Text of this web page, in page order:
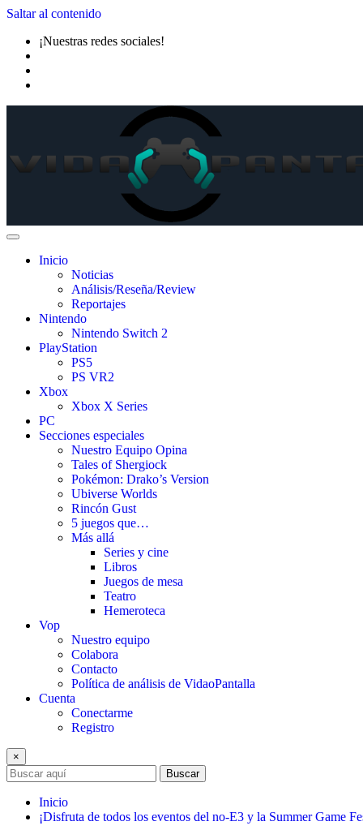
Saltar al contenido
¡Nuestras redes sociales!
Inicio
Noticias
Análisis/Reseña/Review
Reportajes
Nintendo
Nintendo Switch 2
PlayStation
PS5
PS VR2
Xbox
Xbox X Series
PC
Secciones especiales
Nuestro Equipo Opina
Tales of Shergiock
Pokémon: Drako’s Version
Ubiverse Worlds
Rincón Gust
5 juegos que…
Más allá
Series y cine
Libros
Juegos de mesa
Teatro
Hemeroteca
Vop
Nuestro equipo
Colabora
Contacto
Política de análisis de VidaoPantalla
Cuenta
Conectarme
Registro
×
Buscar
Inicio
¡Disfruta de todos los eventos del no-E3 y la Summer Game